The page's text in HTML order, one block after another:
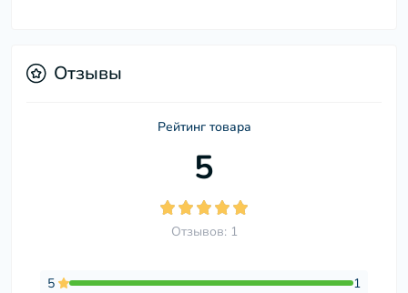
Отзывы
Рейтинг товара
5
Отзывов: 1
5
1